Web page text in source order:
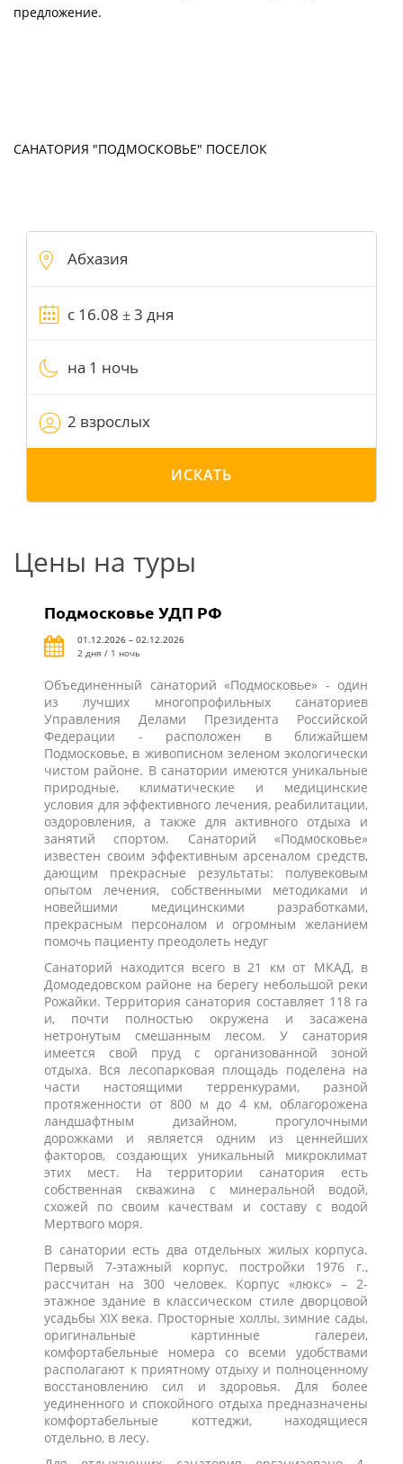
предложение.
САНАТОРИЯ "ПОДМОСКОВЬЕ" ПОСЕЛОК
на 1 ночь
2 взрослых
ИСКАТЬ
Цены на туры
Подмосковье УДП РФ
01.12.2026 – 02.12.2026
2 дня / 1 ночь
Объединенный санаторий «Подмосковье» - один
из лучших многопрофильных санаториев
Управления Делами Президента Российской
Федерации - расположен в ближайшем
Подмосковье, в живописном зеленом экологически
чистом районе. В санатории имеются уникальные
природные, климатические и медицинские
условия для эффективного лечения, реабилитации,
оздоровления, а также для активного отдыха и
занятий спортом. Санаторий «Подмосковье»
известен своим эффективным арсеналом средств,
дающим прекрасные результаты: полувековым
опытом лечения, собственными методиками и
новейшими медицинскими разработками,
прекрасным персоналом и огромным желанием
помочь пациенту преодолеть недуг
Санаторий находится всего в 21 км от МКАД, в
Домодедовском районе на берегу небольшой реки
Рожайки. Территория санатория составляет 118 га
и, почти полностью окружена и засажена
нетронутым смешанным лесом. У санатория
имеется свой пруд с организованной зоной
отдыха. Вся лесопарковая площадь поделена на
части настоящими терренкурами, разной
протяженности от 800 м до 4 км, облагорожена
ландшафтным дизайном, прогулочными
дорожками и является одним из ценнейших
факторов, создающих уникальный микроклимат
этих мест. На территории санатория есть
собственная скважина с минеральной водой,
схожей по своим качествам и составу с водой
Мертвого моря.
В санатории есть два отдельных жилых корпуса.
Первый 7-этажный корпус, постройки 1976 г.,
рассчитан на 300 человек. Корпус «люкс» – 2-
этажное здание в классическом стиле дворцовой
усадьбы ХIХ века. Просторные холлы, зимние сады,
оригинальные картинные галереи,
комфортабельные номера со всеми удобствами
располагают к приятному отдыху и полноценному
восстановлению сил и здоровья. Для более
уединенного и спокойного отдыха предназначены
комфортабельные коттеджи, находящиеся
отдельно, в лесу.